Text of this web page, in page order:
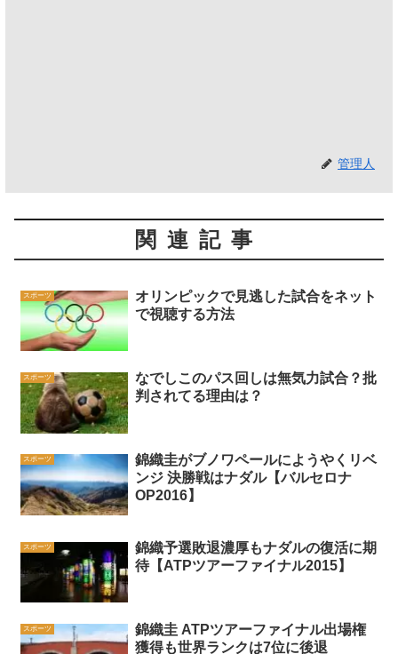
管理人
関連記事
スポーツ
オリンピックで見逃した試合をネット
で視聴する方法
スポーツ
なでしこのパス回しは無気力試合？批
判されてる理由は？
スポーツ
錦織圭がブノワペールにようやくリベ
ンジ 決勝戦はナダル【バルセロナ
OP2016】
スポーツ
錦織予選敗退濃厚もナダルの復活に期
待【ATPツアーファイナル2015】
スポーツ
錦織圭 ATPツアーファイナル出場権
獲得も世界ランクは7位に後退